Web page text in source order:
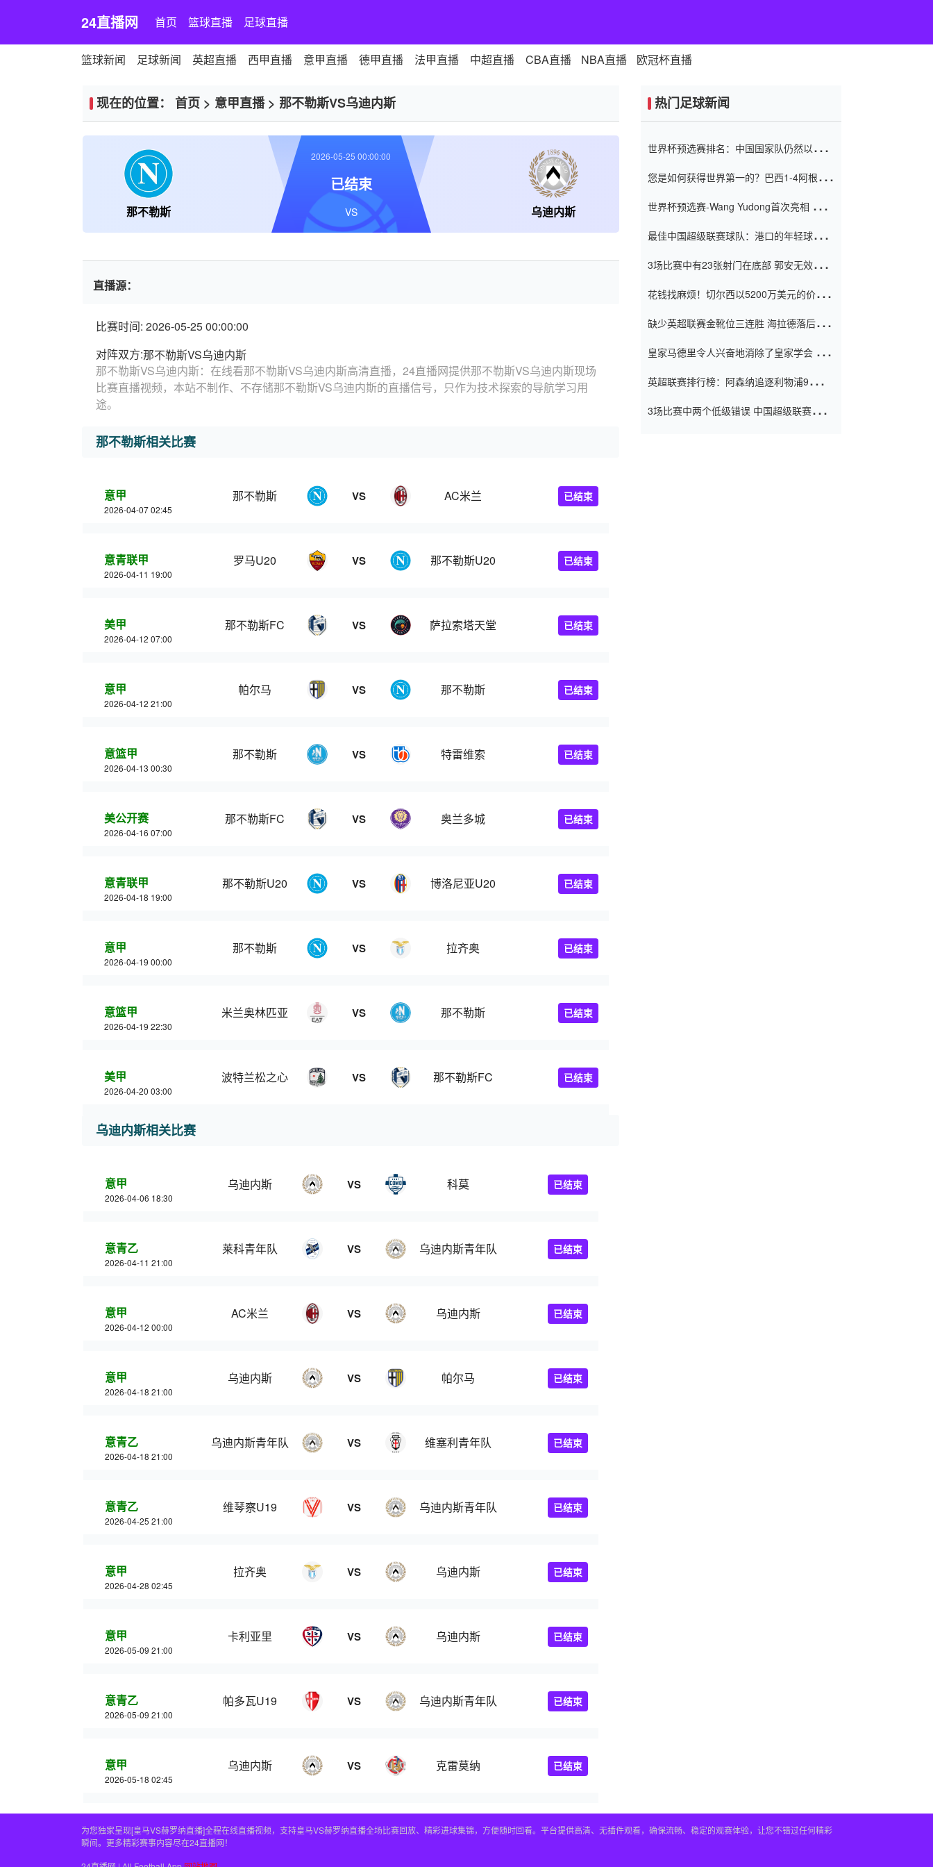
24直播网 首页 篮球直播 足球直播
篮球新闻 足球新闻 英超直播 西甲直播 意甲直播 德甲直播 法甲直播 中超直播 CBA直播 NBA直播 欧冠杯直播
现在的位置： 首页 > 意甲直播> 那不勒斯VS乌迪内斯
那不勒斯 乌迪内斯
2026-05-25 00:00:00
已结束
VS
直播源：
比赛时间: 2026-05-25 00:00:00
对阵双方:那不勒斯VS乌迪内斯
那不勒斯VS乌迪内斯：在线看那不勒斯VS乌迪内斯高清直播，24直播网提供那不勒斯VS乌迪内斯现场
比赛直播视频，本站不制作、不存储那不勒斯VS乌迪内斯的直播信号，只作为技术探索的导航学习用
途。
那不勒斯相关比赛
意甲
2026-04-07 02:45
那不勒斯 VS AC米兰 已结束
意青联甲
2026-04-11 19:00
罗马U20 VS 那不勒斯U20 已结束
美甲
2026-04-12 07:00
那不勒斯FC VS 萨拉索塔天堂 已结束
意甲
2026-04-12 21:00
帕尔马 VS 那不勒斯 已结束
意篮甲
2026-04-13 00:30
那不勒斯 VS 特雷维索 已结束
美公开赛
2026-04-16 07:00
那不勒斯FC VS 奥兰多城 已结束
意青联甲
2026-04-18 19:00
那不勒斯U20 VS 博洛尼亚U20 已结束
意甲
2026-04-19 00:00
那不勒斯 VS 拉齐奥 已结束
意篮甲
2026-04-19 22:30
米兰奥林匹亚 VS 那不勒斯 已结束
美甲
2026-04-20 03:00
波特兰松之心 VS 那不勒斯FC 已结束
乌迪内斯相关比赛
意甲
2026-04-06 18:30
乌迪内斯 VS 科莫 已结束
意青乙
2026-04-11 21:00
莱科青年队 VS 乌迪内斯青年队 已结束
意甲
2026-04-12 00:00
AC米兰 VS 乌迪内斯 已结束
意甲
2026-04-18 21:00
乌迪内斯 VS 帕尔马 已结束
意青乙
2026-04-18 21:00
乌迪内斯青年队 VS 维塞利青年队 已结束
意青乙
2026-04-25 21:00
维琴察U19 VS 乌迪内斯青年队 已结束
意甲
2026-04-28 02:45
拉齐奥 VS 乌迪内斯 已结束
意甲
2026-05-09 21:00
卡利亚里 VS 乌迪内斯 已结束
意青乙
2026-05-09 21:00
帕多瓦U19 VS 乌迪内斯青年队 已结束
意甲
2026-05-18 02:45
乌迪内斯 VS 克雷莫纳 已结束
热门足球新闻
世界杯预选赛排名：中国国家队仍然以6分
您是如何获得世界第一的？巴西1-4阿根
世界杯预选赛-Wang Yudong首次亮相 中国
最佳中国超级联赛球队：港口的年轻球员在
（Taishan）
3场比赛中有23张射门在底部 郭安无效传球
花钱找麻烦！切尔西以5200万美元的价格
窗口
缺少英超联赛金靴位三连胜 海拉德落后6球
皇家马德里令人兴奋地消除了皇家学会 安
英超联赛排行榜：阿森纳追逐利物浦9分 曼
3场比赛中两个低级错误 中国超级联赛的前
为您独家呈现[皇马VS赫罗纳直播]全程在线直播视频，支持皇马VS赫罗纳直播全场比赛回放、精彩进球集锦，方便随时回看。平台提供高清、无插件观看，确保流畅、稳定的观赛体验，让您不错过任何精彩
瞬间。更多精彩赛事内容尽在24直播网！